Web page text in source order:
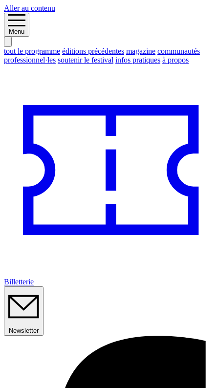
Aller au contenu
Menu
tout le programme éditions précédentes magazine communautés
professionnel·les soutenir le festival infos pratiques à propos
Billetterie
Newsletter